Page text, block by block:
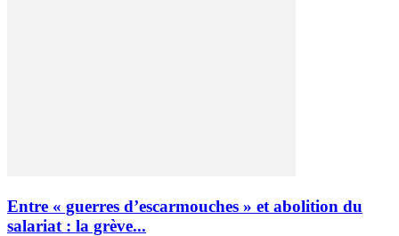
Entre « guerres d’escarmouches » et abolition du
salariat : la grève...